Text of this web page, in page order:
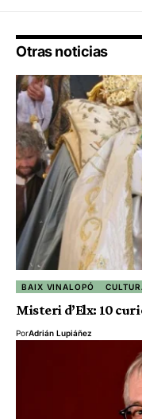
Otras noticias
BAIX VINALOPÓ
Misteri d’Elx: 10
PorAdrián Lupiáñez